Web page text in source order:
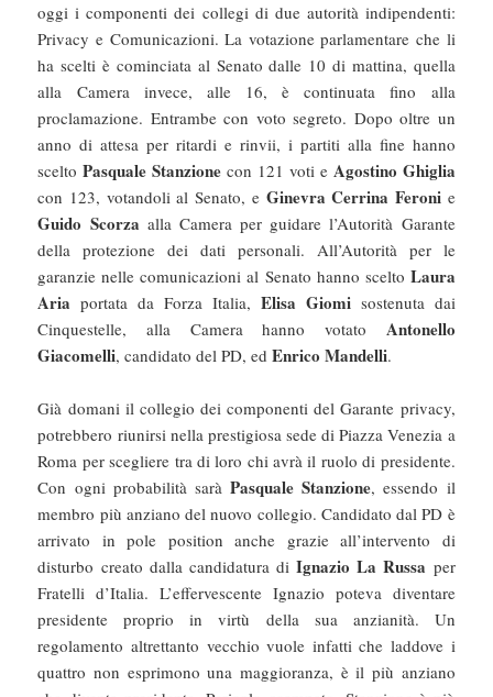
oggi i componenti dei collegi di due autorità indipendenti:
Privacy e Comunicazioni. La votazione parlamentare che li
ha scelti è cominciata al Senato dalle 10 di mattina, quella
alla Camera invece, alle 16, è continuata fino alla
proclamazione. Entrambe con voto segreto. Dopo oltre un
anno di attesa per ritardi e rinvii, i partiti alla fine hanno
sceltoPasquale Stanzione con 121 voti e Agostino Ghiglia
con 123, votandoli al Senato, e Ginevra Cerrina Feronie
Guido Scorza alla Camera per guidare l’Autorità Garante
della protezione dei dati personali. All’Autorità per le
garanzie nelle comunicazioni al Senato hanno scelto Laura
Aria portata da Forza Italia, Elisa Giomisostenuta dai
Cinquestelle, alla Camera hanno votato Antonello
Giacomelli, candidato del PD, edEnrico Mandelli.
Già domani il collegio dei componenti del Garante privacy,
potrebbero riunirsi nella prestigiosa sede di Piazza Venezia a
Roma per scegliere tra di loro chi avrà il ruolo di presidente.
Con ogni probabilità saràPasquale Stanzione, essendo il
membro più anziano del nuovo collegio. Candidato dal PD è
arrivato in pole position anche grazie all’intervento di
disturbo creato dalla candidatura diIgnazio La Russa per
Fratelli d’Italia. L’effervescente Ignazio poteva diventare
presidente proprio in virtù della sua anzianità. Un
regolamento altrettanto vecchio vuole infatti che laddove i
quattro non esprimono una maggioranza, è il più anziano